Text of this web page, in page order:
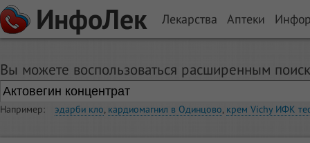
ИнфоЛек Лекарства Аптеки
Вы можете воспользоваться расширенным
Например: эдарби кло, кардиомагнил в Одинцово, крем Vichy ИФК